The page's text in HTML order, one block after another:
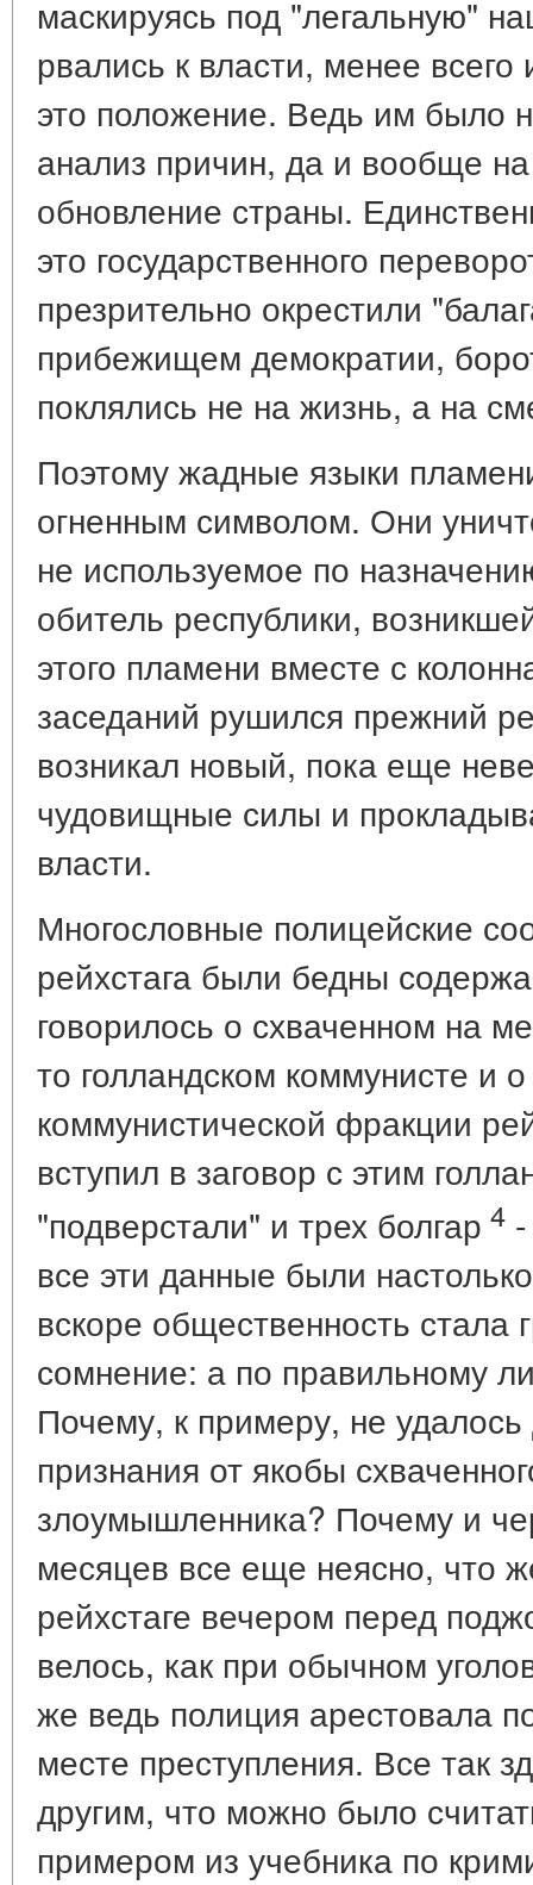
маскируясь под "легальную"
рвались к власти, менее
это положение. Ведь им было
анализ причин, да и вообще
обновление страны.
это государственного
презрительно окрестили
прибежищем демократии,
поклялись не на жизнь, а на
Поэтому жадные языки
огненным символом. Они
не используемое по
обитель республики,
этого пламени вместе с
заседаний рушился прежний
возникал новый, пока еще
чудовищные силы и
власти.
Многословные полицейские
рейхстага были бедны
говорилось о схваченном на
то голландском коммунисте и
коммунистической фракции
вступил в заговор с этим
"подверстали" и трех болгар 4
все эти данные были
вскоре общественность стала
сомнение: а по правильному
Почему, к примеру, не удалось
признания от якобы
злоумышленника? Почему и
месяцев все еще неясно, что
рейхстаге вечером перед
велось, как при обычном
же ведь полиция арестовала
месте преступления. Все так
другим, что можно было
примером из учебника по